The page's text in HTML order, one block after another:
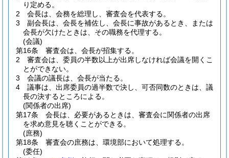
り定める。
2
会長は、会務を総理し、審査会を代表する。
3
副会長は、会長を補佐し、会長に事故があるとき、または
会長が欠けたときは、その職務を代理する。
(会議)
第16条
審査会は、会長が招集する。
2
審査会は、委員の半数以上が出席しなければ会議を開くこ
とができない。
3
会議の議長は、会長が当たる。
4
議事は、出席委員の過半数で決し、可否同数のときは、議
長の決するところによる。
(関係者の出席)
第17条
会長は、必要があるときは、審査会に関係者の出席
を求め意見を聴くことができる。
(庶務)
第18条
審査会の庶務は、環境部において処理する。
(委任)